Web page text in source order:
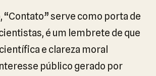
“Contato” serve como porta de
é um lembrete de que
e clareza moral
público gerado por